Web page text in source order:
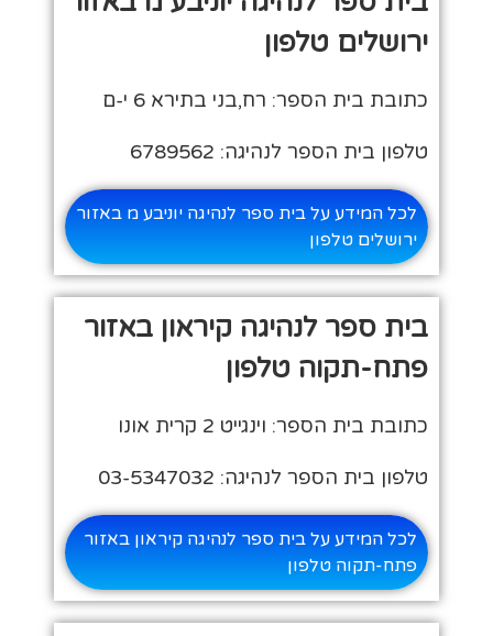
ירושלים טלפון
כתובת בית הספר: רח,בני בתירא 6 י-ם
טלפון בית הספר לנהיגה: 6789562
לכל המידע על בית ספר לנהיגה יוניבע מ באזור
ירושלים טלפון
בית ספר לנהיגה קיראון באזור
פתח-תקוה טלפון
כתובת בית הספר: וינגייט 2 קרית אונו
טלפון בית הספר לנהיגה: 03-5347032
לכל המידע על בית ספר לנהיגה קיראון באזור
פתח-תקוה טלפון